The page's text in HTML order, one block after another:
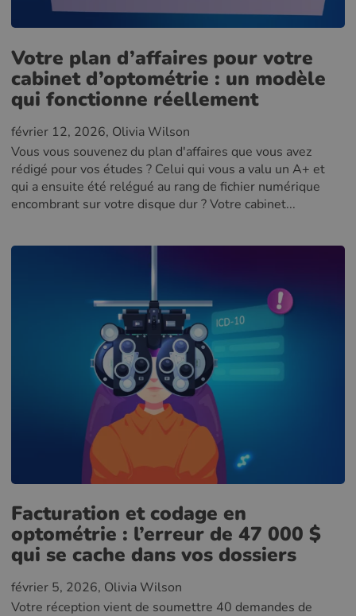
Votre plan d’affaires pour votre
cabinet d’optométrie : un modèle
qui fonctionne réellement
février 12, 2026, Olivia Wilson
Vous vous souvenez du plan d'affaires que vous avez
rédigé pour vos études ? Celui qui vous a valu un A+ et
qui a ensuite été relégué au rang de fichier numérique
encombrant sur votre disque dur ? Votre cabinet...
Facturation et codage en
optométrie : l’erreur de 47 000 $
qui se cache dans vos dossiers
février 5, 2026, Olivia Wilson
Votre réception vient de soumettre 40 demandes de